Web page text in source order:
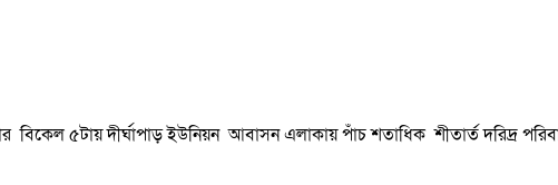
বিকেল ৫টায় দীর্ঘাপাড় ইউনিয়ন আবাসন এলাকায় পাঁচ শতাধিক শীতার্ত দরিদ্র